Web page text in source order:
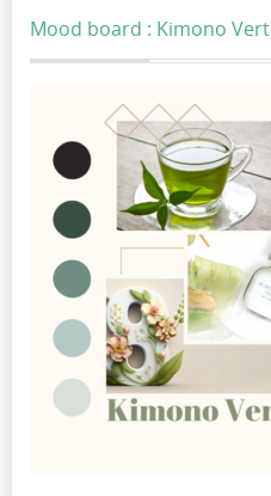
Mood board : Kimono Vert